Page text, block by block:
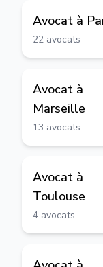
Avocat à
22 avocats
Avocat à
Marseille
13 avocats
Avocat à
Toulouse
4 avocats